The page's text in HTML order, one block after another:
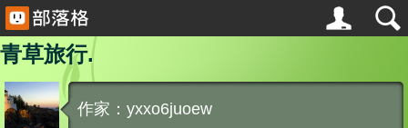
青草旅行.
作家：yxxo6juoew